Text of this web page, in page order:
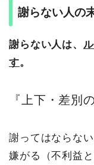
謝らない人の
謝らない人は、
す。
『上下・差別
謝ってはならな
嫌がる（不利益